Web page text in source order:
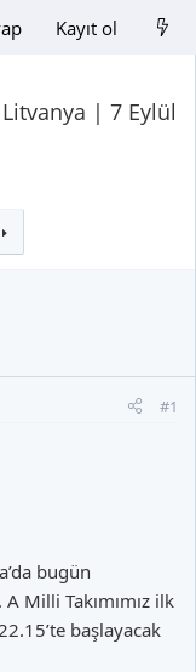
Kayıt ol
| 7 Eylül
#1
bugün
Milli Takımımız ilk
başlayacak